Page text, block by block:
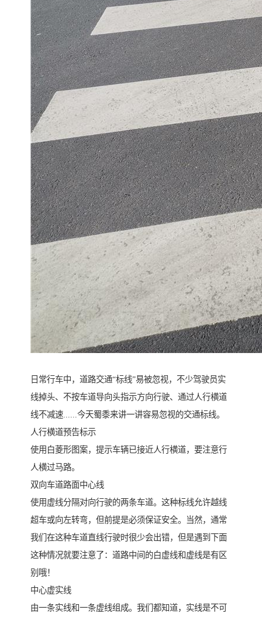
日常行车中，道路交通“标线”易被忽视，不少驾驶员实
线掉头、不按车道导向头指示方向行驶、通过人行横道
线不减速......今天蜀黍来讲一讲容易忽视的交通标线。
人行横道预告标示
使用白菱形图案，提示车辆已接近人行横道，要注意行
人横过马路。
双向车道路面中心线
使用虚线分隔对向行驶的两条车道。这种标线允许越线
超车或向左转弯，但前提是必须保证安全。当然，通常
我们在这种车道直线行驶时很少会出错，但是遇到下面
这种情况就要注意了：道路中间的白虚线和虚线是有区
别哦！
中心虚实线
由一条实线和一条虚线组成。我们都知道，实线是不可